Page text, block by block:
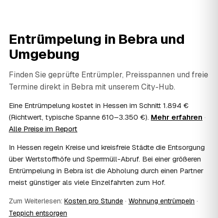
AWL Zentrum vermittelt nur die Entrümpler und ersetzt
keine Steuerberatung — die konkrete Anrechnung klären
Sie mit Ihrem Finanzamt oder Steuerberater.
Kosten?
Im Einzelfall ist das möglich — etwa bei einer
Wohnungsauflösung im Rahmen von Sozialhilfe oder
einem vom Amt veranlassten Umzug. Wichtig: Den Antrag
stellen Sie vor Auftragserteilung beim zuständigen Amt
und holen die Kostenübernahme schriftlich ein. AWL
über die Kostenübernahme.
08 Bekomme ich einen Entsorgungsnachweis?
Ja. Die Partner entsorgen über zugelassene Höfe und
stellen auf Wunsch einen Entsorgungsnachweis aus —
oder die eigene Dokumentation.
09
Entrümpelung in Bebra und
Umgebung
Finden Sie geprüfte Entrümpler, Preisspannen und freie
Termine direkt in Bebra mit unserem City-Hub.
Eine Entrümpelung kostet in Hessen im Schnitt 1.894 €
(Richtwert, typische Spanne 610–3.350 €). Mehr erfahren ·
Alle Preise im Report
In Hessen regeln Kreise und kreisfreie Städte die Entsorgung
über Wertstoffhöfe und Sperrmüll-Abruf. Bei einer größeren
Entrümpelung in Bebra ist die Abholung durch einen Partner
meist günstiger als viele Einzelfahrten zum Hof.
Zum Weiterlesen: Kosten pro Stunde · Wohnung entrümpeln ·
Teppich entsorgen